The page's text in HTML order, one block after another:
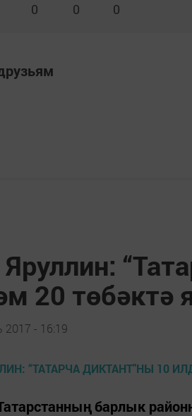
0 0 0
20 төбәктә
2017 - 16:19
барлык